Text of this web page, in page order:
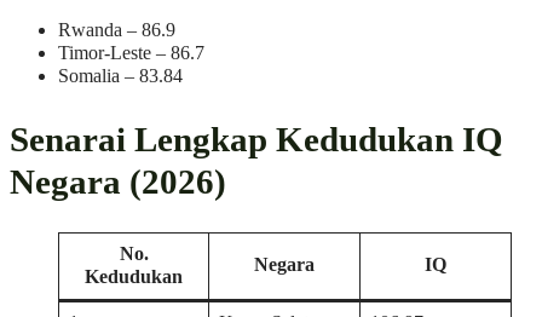
Rwanda – 86.9
Timor-Leste – 86.7
Somalia – 83.84
Senarai Lengkap Kedudukan IQ
Negara (2026)
No.
Kedudukan
Negara IQ